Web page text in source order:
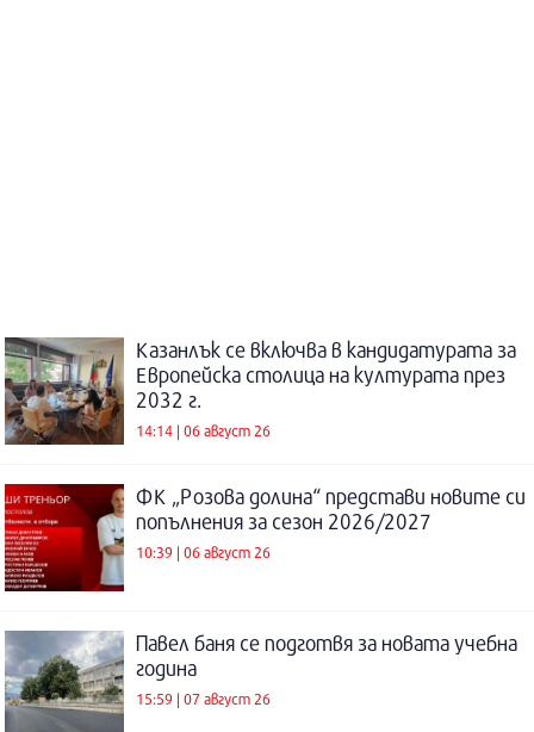
Казанлък се включва в кандидатурата за
Европейска столица на културата през
2032 г.
14:14 | 06 август 26
ФК „Розова долина“ представи новите си
попълнения за сезон 2026/2027
10:39 | 06 август 26
Павел баня се подготвя за новата учебна
година
15:59 | 07 август 26